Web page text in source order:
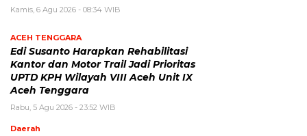
Kamis, 6 Agu 2026 - 08:34 WIB
ACEH TENGGARA
Edi Susanto Harapkan Rehabilitasi
Kantor dan Motor Trail Jadi Prioritas
UPTD KPH Wilayah VIII Aceh Unit IX
Aceh Tenggara
Rabu, 5 Agu 2026 - 23:52 WIB
Daerah